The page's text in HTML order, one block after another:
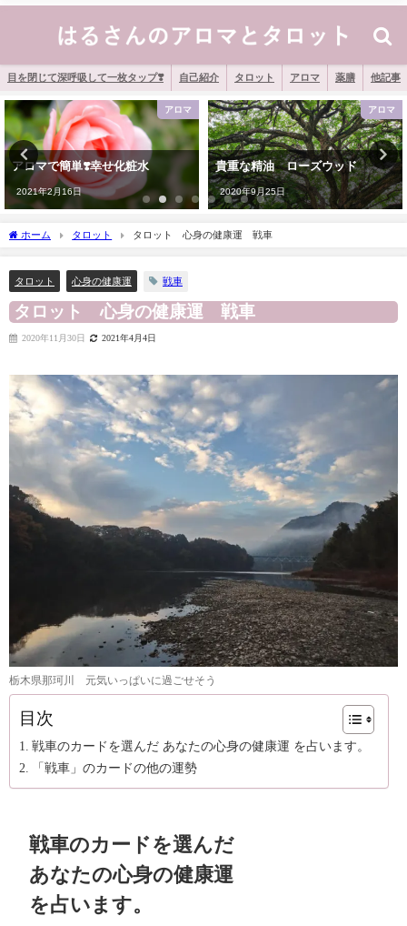
目を閉じて深呼吸して一枚タップ❣️ 自己紹介 タロット アロマ 薬膳 他記事
アロマ
アロマで簡単❣️幸せ化粧水
2021年2月16日
アロマ
貴重な精油 ローズウッド
2020年9月25日
ホーム タロット タロット 心身の健康運 戦車
タロット 心身の健康運 戦車
タロット 心身の健康運 戦車
2020年11月30日 2021年4月4日
栃木県那珂川 元気いっぱいに過ごせそう
目次
戦車のカードを選んだ あなたの心身の健康運 を占います。
「戦車」のカードの他の運勢
戦車のカードを選んだ
あなたの心身の健康運
を占います。